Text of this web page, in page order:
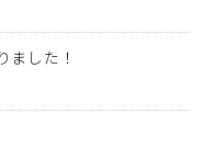
ました！